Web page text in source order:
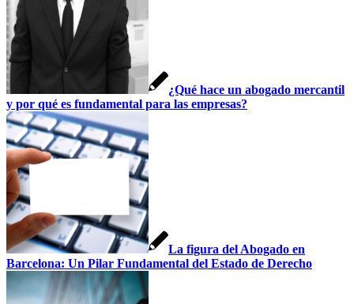
¿Qué hace un abogado mercantil
y por qué es fundamental para las empresas?
La figura del Abogado en
Barcelona: Un Pilar Fundamental del Estado de Derecho